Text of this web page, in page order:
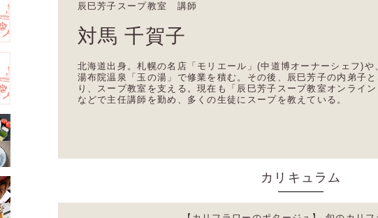
辰巳芳子スープ教室 講師
対馬 千賀子
北海道出身。札幌の名店「モリエール」(中道博オーナーシェフ)や
湯布院温泉「玉の湯」で修業を積む。その後、辰巳芳子の内弟子と
り、スープ教室を支える。現在も「辰巳芳子スープ教室オンライン
などで主任講師を勤め、多くの生徒にスープを教えている。
カリキュラム